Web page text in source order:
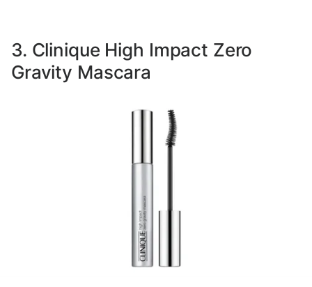
3. Clinique High Impact Zero
Gravity Mascara